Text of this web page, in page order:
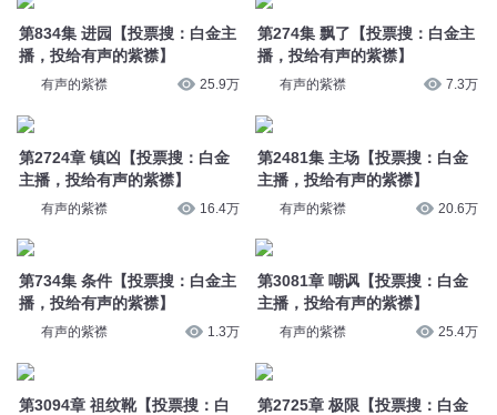
第834集 进园【投票搜：白金主
播，投给有声的紫襟】
有声的紫襟 25.9万
第2724章 镇凶【投票搜：白金
主播，投给有声的紫襟】
有声的紫襟 16.4万
第734集 条件【投票搜：白金主
播，投给有声的紫襟】
有声的紫襟 1.3万
第3094章 祖纹靴【投票搜：白
第274集 飘了【投票搜：白金主
播，投给有声的紫襟】
有声的紫襟 7.3万
第2481集 主场【投票搜：白金
主播，投给有声的紫襟】
有声的紫襟 20.6万
第3081章 嘲讽【投票搜：白金
主播，投给有声的紫襟】
有声的紫襟 25.4万
第2725章 极限【投票搜：白金